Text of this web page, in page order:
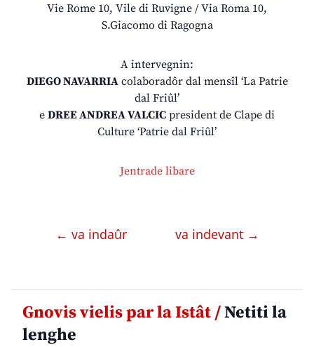
Vie Rome 10, Vile di Ruvigne / Via Roma 10,
S.Giacomo di Ragogna
A intervegnin:
DIEGO NAVARRIAcolaboradôr dal mensîl ‘La Patrie
dal Friûl’
e DREE ANDREA VALCIC president de Clape di
Culture ‘Patrie dal Friûl’
Jentrade libare
← va indaûr va indevant →
Gnovis vielis par la Istât /Netiti la
lenghe